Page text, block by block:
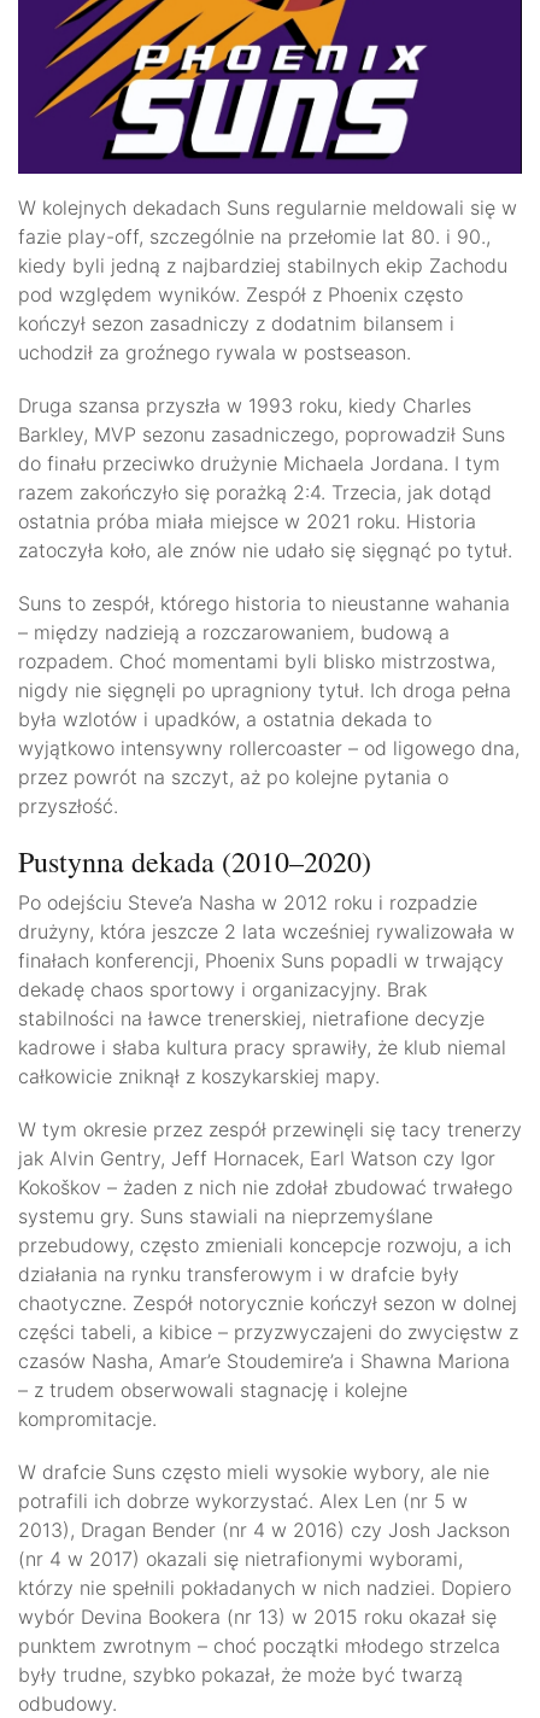
W kolejnych dekadach Suns regularnie meldowali się w
fazie play-off, szczególnie na przełomie lat 80. i 90.,
kiedy byli jedną z najbardziej stabilnych ekip Zachodu
pod względem wyników. Zespół z Phoenix często
kończył sezon zasadniczy z dodatnim bilansem i
uchodził za groźnego rywala w postseason.
Druga szansa przyszła w 1993 roku, kiedy Charles
Barkley, MVP sezonu zasadniczego, poprowadził Suns
do finału przeciwko drużynie Michaela Jordana. I tym
razem zakończyło się porażką 2:4. Trzecia, jak dotąd
ostatnia próba miała miejsce w 2021 roku. Historia
zatoczyła koło, ale znów nie udało się sięgnąć po tytuł.
Suns to zespół, którego historia to nieustanne wahania
– między nadzieją a rozczarowaniem, budową a
rozpadem. Choć momentami byli blisko mistrzostwa,
nigdy nie sięgnęli po upragniony tytuł. Ich droga pełna
była wzlotów i upadków, a ostatnia dekada to
wyjątkowo intensywny rollercoaster – od ligowego dna,
przez powrót na szczyt, aż po kolejne pytania o
przyszłość.
Pustynna dekada (2010–2020)
Po odejściu Steve’a Nasha w 2012 roku i rozpadzie
drużyny, która jeszcze 2 lata wcześniej rywalizowała w
finałach konferencji, Phoenix Suns popadli w trwający
dekadę chaos sportowy i organizacyjny. Brak
stabilności na ławce trenerskiej, nietrafione decyzje
kadrowe i słaba kultura pracy sprawiły, że klub niemal
całkowicie zniknął z koszykarskiej mapy.
W tym okresie przez zespół przewinęli się tacy trenerzy
jak Alvin Gentry, Jeff Hornacek, Earl Watson czy Igor
Kokoškov – żaden z nich nie zdołał zbudować trwałego
systemu gry. Suns stawiali na nieprzemyślane
przebudowy, często zmieniali koncepcje rozwoju, a ich
działania na rynku transferowym i w drafcie były
chaotyczne. Zespół notorycznie kończył sezon w dolnej
części tabeli, a kibice – przyzwyczajeni do zwycięstw z
czasów Nasha, Amar’e Stoudemire’a i Shawna Mariona
– z trudem obserwowali stagnację i kolejne
kompromitacje.
W drafcie Suns często mieli wysokie wybory, ale nie
potrafili ich dobrze wykorzystać. Alex Len (nr 5 w
2013), Dragan Bender (nr 4 w 2016) czy Josh Jackson
(nr 4 w 2017) okazali się nietrafionymi wyborami,
którzy nie spełnili pokładanych w nich nadziei. Dopiero
wybór Devina Bookera (nr 13) w 2015 roku okazał się
punktem zwrotnym – choć początki młodego strzelca
były trudne, szybko pokazał, że może być twarzą
odbudowy.